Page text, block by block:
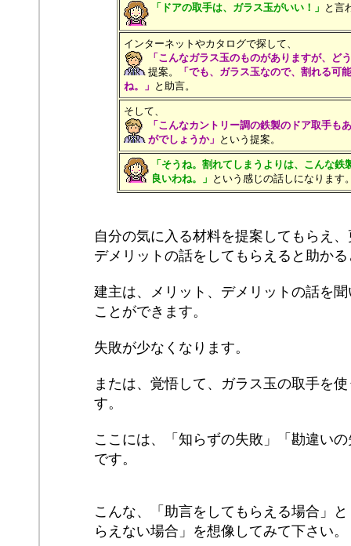
「ドアの取手は、ガラス玉がいい！」 と言
インターネットやカタログで探して、
「こんなガラス玉のものがありますが、ど
提案。
「でも、ガラス玉なので、割れる可
ね。」 と助言。
そして、
「こんなカントリー調の鉄製のドア取手も
がでしょうか」 という提案。
「そうね。割れてしまうよりは、こんな鉄
良いわね。」 という感じの話しになります
自分の気に入る材料を提案してもらえ
デメリットの話をしてもらえると助か
建主は、メリット、デメリットの話を
ことができます。
失敗が少なくなります。
または、覚悟して、ガラス玉の取手を
す。
ここには、「知らずの失敗」「勘違い
です。
こんな、「助言をしてもらえる場合」
らえない場合」を想像してみて下さい。